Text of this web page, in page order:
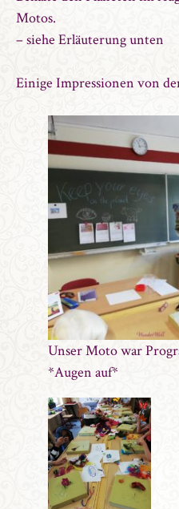
Motos.
– siehe Erläuterung unten
Einige Impressionen von
Unser Moto war
*Augen auf*